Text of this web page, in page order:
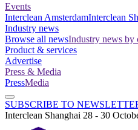
Events
Interclean AmsterdamInterclean
Industry news
Browse all newsIndustry news by
Product & services
Advertise
Press & Media
PressMedia
SUBSCRIBE TO
Interclean Shanghai 28 - 30